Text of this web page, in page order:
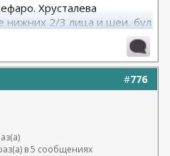
Хрусталева
нижних 2/3 лица и шеи, бул
#776
в 5 сообщениях